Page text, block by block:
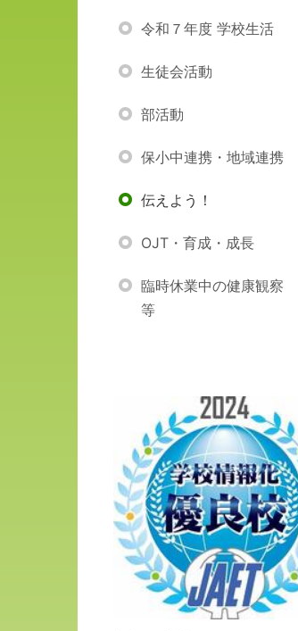
令和７年度 学校生活
生徒会活動
部活動
保小中連携・地域連携
伝えよう！
OJT・育成・成長
臨時休業中の健康観察
等